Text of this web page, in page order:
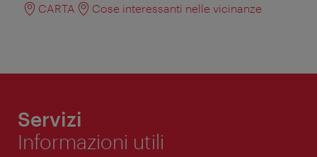
CARTA
Cose interessanti nelle vicinanze
Servizi
Informazioni utili